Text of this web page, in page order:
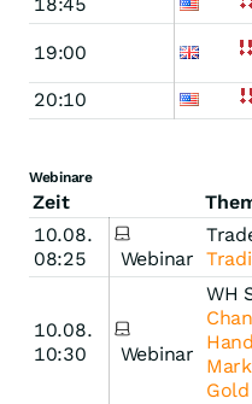
19:00
20:10
Webinare
Zeit
10.08.
08:25
Webinar
10.08.
10:30
Webinar
WH